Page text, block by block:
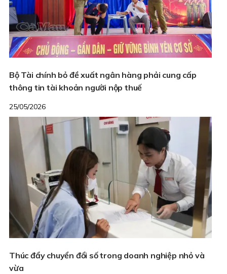
Bộ Tài chính bỏ đề xuất ngân hàng phải cung cấp
thông tin tài khoản người nộp thuế
25/05/2026
Thúc đẩy chuyển đổi số trong doanh nghiệp nhỏ và
vừa